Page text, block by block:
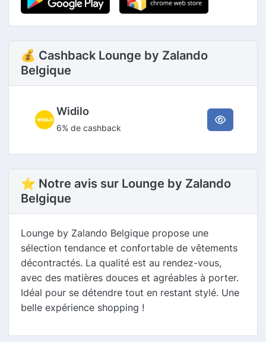
💰 Cashback Lounge by Zalando
Belgique
Widilo
6% de cashback
⭐ Notre avis sur Lounge by Zalando
Belgique
Lounge by Zalando Belgique propose une
sélection tendance et confortable de vêtements
décontractés. La qualité est au rendez-vous,
avec des matières douces et agréables à porter.
Idéal pour se détendre tout en restant stylé. Une
belle expérience shopping !